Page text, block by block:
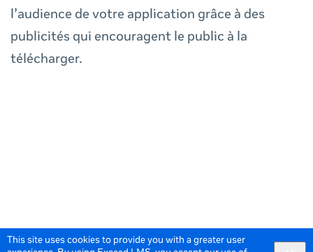
This site uses cookies to provide you with a greater user
l’audience de votre application grâce à des
publicités qui encouragent le public à la
télécharger.